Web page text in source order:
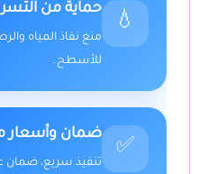
💧
حماية من
منع نفاذ المياه
للأسطح.
✅
ضمان وأسعار
تنفيذ سريع، ضمان